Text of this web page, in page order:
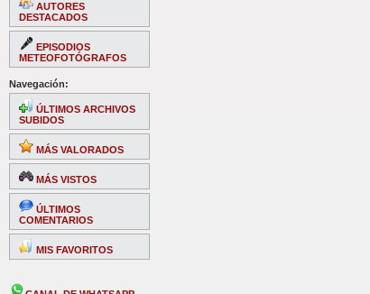
AUTORES
DESTACADOS
EPISODIOS
METEOFOTÓGRAFOS
Navegación:
ÚLTIMOS ARCHIVOS
SUBIDOS
MÁS VALORADOS
MÁS VISTOS
ÚLTIMOS
COMENTARIOS
MIS FAVORITOS